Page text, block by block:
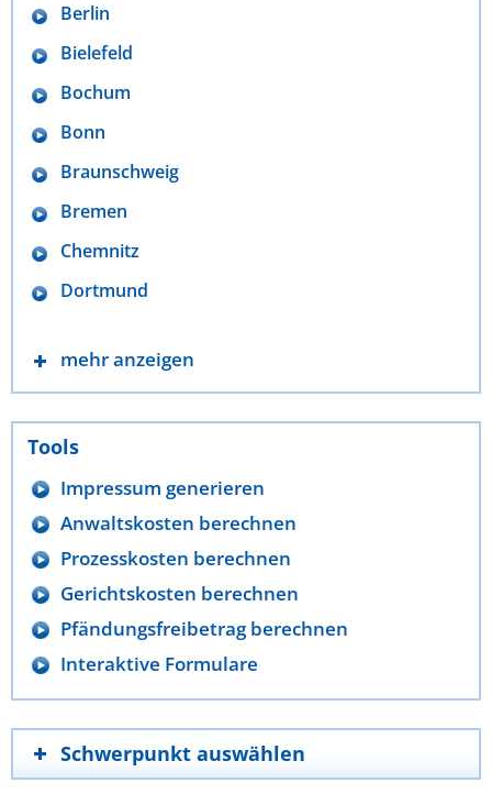
Berlin
Bielefeld
Bochum
Bonn
Braunschweig
Bremen
Chemnitz
Dortmund
mehr anzeigen
Tools
Impressum generieren
Anwaltskosten berechnen
Prozesskosten berechnen
Gerichtskosten berechnen
Pfändungsfreibetrag berechnen
Interaktive Formulare
Schwerpunkt auswählen